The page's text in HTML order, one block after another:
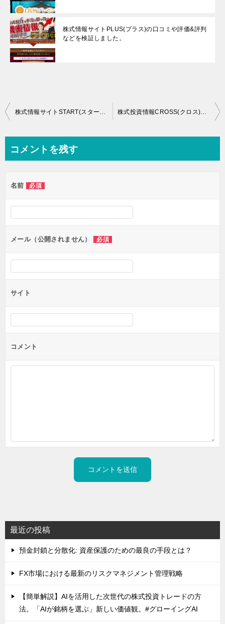
株式情報サイトPLUS(プラス)の口コミや評価&評判
などを検証しました。
投
ビ
ー
シ
ョ
ン
コメントを残す
名前 必須
メール（公開されません） 必須
サイト
コメント
最近の投稿
預金封鎖と分散化: 資産保護のための最良の手段とは？
FX市場における最新のリスクマネジメント管理戦略
【簡単解説】AIを活用した次世代の株式投資トレードの方
法。「AIが銘柄を選ぶ」新しい価値観。#グローイングAI